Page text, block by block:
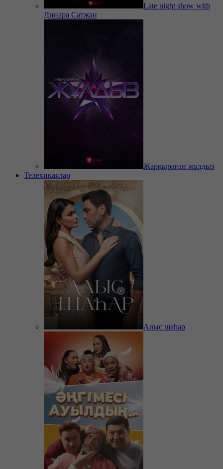
Late night show with
Динара Сатжан
Жарқыраған жұлдыз
Телехикаялар
Алыс шаһар